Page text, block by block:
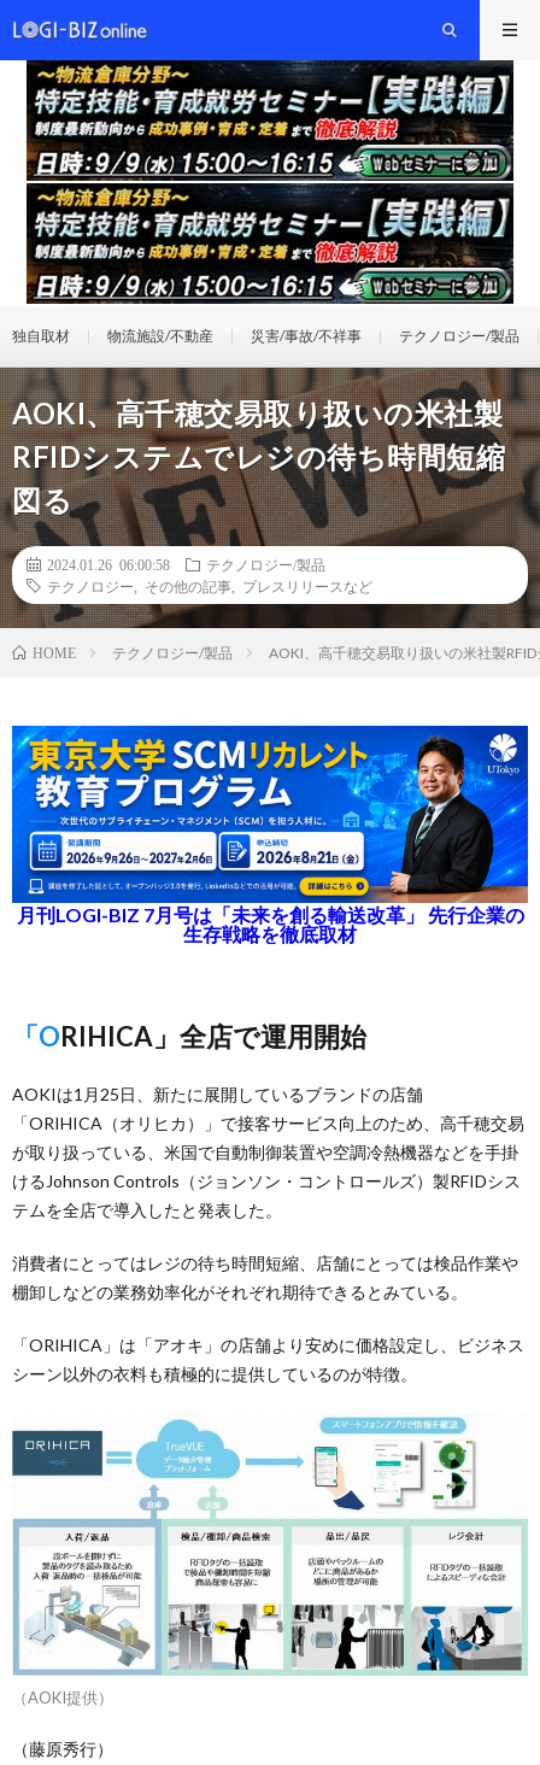
独自取材 物流施設/不動産 災害/事故/不祥事 テクノロジー/製品
AOKI、高千穂交易取り扱いの米社製
RFIDシステムでレジの待ち時間短縮
図る
2024.01.26 06:00:58
テクノロジー/製品
テクノロジー
その他の記事 プレスリリースなど
HOME テクノロジー/製品 AOKI、高千穂交易取り扱いの米社製
月刊LOGI-BIZ 7月号は「未来を創る輸送改革」 先行企業の
生存戦略を徹底取材
「ORIHICA」全店で運用開始
AOKIは1月25日、新たに展開しているブランドの店舗
「ORIHICA（オリヒカ）」で接客サービス向上のため、高千穂交易
が取り扱っている、米国で自動制御装置や空調冷熱機器などを手掛
けるJohnson Controls（ジョンソン・コントロールズ）製RFIDシス
テムを全店で導入したと発表した。
消費者にとってはレジの待ち時間短縮、店舗にとっては検品作業や
棚卸しなどの業務効率化がそれぞれ期待できるとみている。
「ORIHICA」は「アオキ」の店舗より安めに価格設定し、ビジネス
シーン以外の衣料も積極的に提供しているのが特徴。
（AOKI提供）
（藤原秀行）